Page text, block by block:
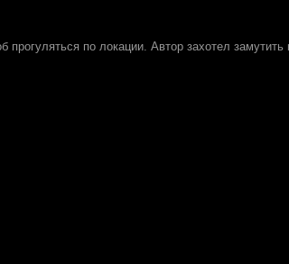
прогуляться по локации. Автор захотел